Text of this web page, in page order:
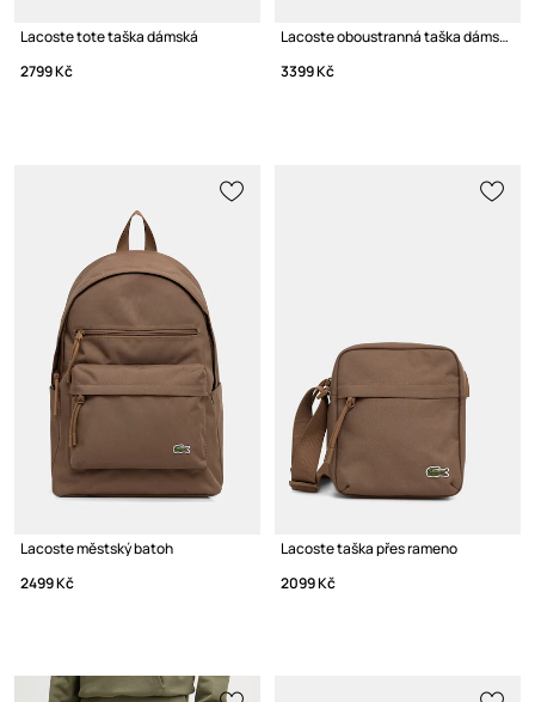
Lacoste tote taška dámská
2799 Kč
Lacoste oboustranná taška dámská
3399 Kč
Lacoste městský batoh
2499 Kč
Lacoste taška přes rameno
2099 Kč